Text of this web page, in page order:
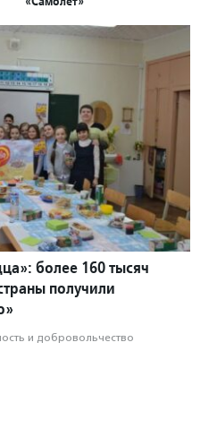
более 160 тысяч
получили
и доброволь­чест­во